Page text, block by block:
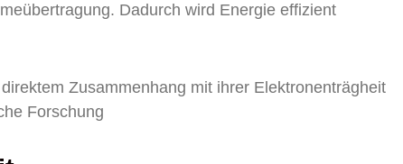
Dadurch wird Energie effizient
Zusammenhang mit ihrer Elektronenträgheit
Forschung